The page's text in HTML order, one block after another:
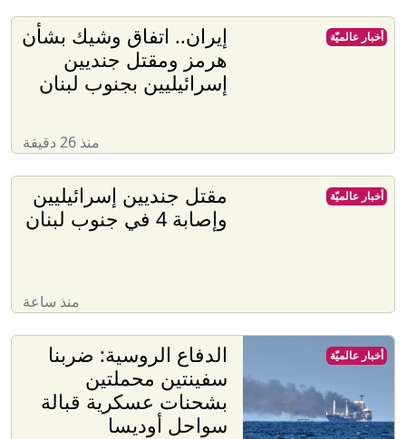
إيران.. اتفاق وشيك بشأن
هرمز ومقتل جنديين
إسرائيليين بجنوب لبنان
منذ 26 دقيقة
أخبار عالميّة
مقتل جنديين إسرائيليين
وإصابة 4 في جنوب لبنان
منذ ساعة
أخبار عالميّة
الدفاع الروسية: ضربنا
سفينتين محملتين
بشحنات عسكرية قبالة
سواحل أوديسا
أخبار عالميّة